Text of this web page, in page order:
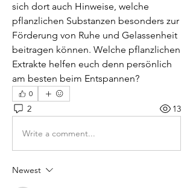
sich dort auch Hinweise, welche
pflanzlichen Substanzen besonders zur
Förderung von Ruhe und Gelassenheit
beitragen können. Welche pflanzlichen
Extrakte helfen euch denn persönlich
am besten beim Entspannen?
0
2 13
Write a comment...
Newest